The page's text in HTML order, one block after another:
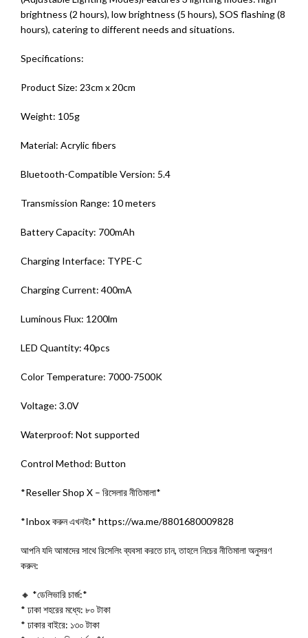
brightness (2 hours), low brightness (5 hours), SOS flashing (8
hours), catering to different needs and situations.
Specifications:
Product Size: 23cm x 20cm
Weight: 105g
Material: Acrylic fibers
Bluetooth-Compatible Version: 5.4
Transmission Range: 10 meters
Battery Capacity: 700mAh
Charging Interface: TYPE-C
Charging Current: 400mA
Luminous Flux: 1200lm
LED Quantity: 40pcs
Color Temperature: 7000-7500K
Voltage: 3.0V
Waterproof: Not supported
Control Method: Button
*Reseller Shop X – রিসেলার নীতিমালা*
*Inbox করুন এখনইঃ* https://wa.me/8801680009828
আপনি যদি আমাদের সাথে রিসেলিং ব্যবসা করতে চান, তাহলে নিচের নীতিমালা অনুসরণ
করুন:
🔸 *ডেলিভারি চার্জ:*
* ঢাকা শহরের মধ্যে: ৮০ টাকা
* ঢাকার বাইরে: ১৩০ টাকা